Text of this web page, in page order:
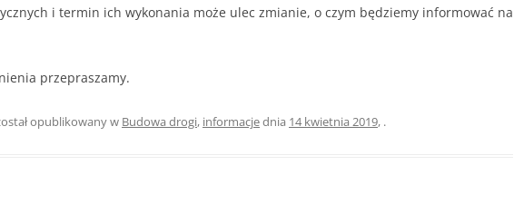
i termin ich wykonania może ulec zmianie, o czym będziemy informować na
przepraszamy.
opublikowany w Budowa drogi, informacjednia 14 kwietnia 2019, .